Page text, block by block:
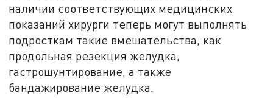
наличии соответствующих медицинских
показаний хирурги теперь могут выполнять
подросткам такие вмешательства, как
продольная резекция желудка,
гастрошунтирование, а также
бандажирование желудка.